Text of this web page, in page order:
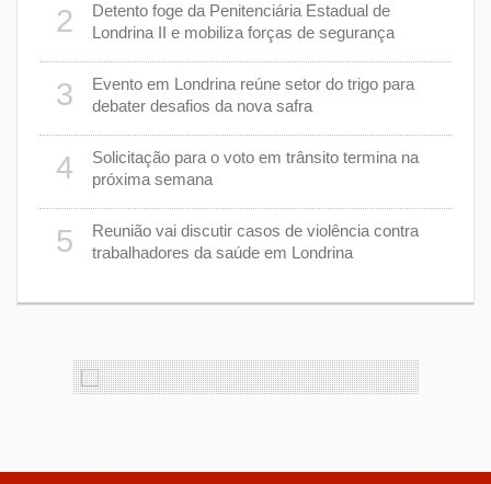
2
Detento foge da Penitenciária Estadual de
Londrina II e mobiliza forças de segurança
3
Evento em Londrina reúne setor do trigo para
debater desafios da nova safra
4
Solicitação para o voto em trânsito termina na
próxima semana
5
Reunião vai discutir casos de violência contra
trabalhadores da saúde em Londrina